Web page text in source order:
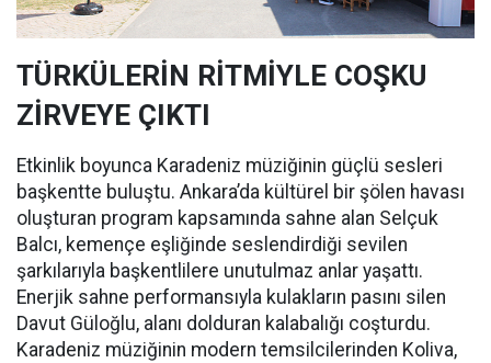
TÜRKÜLERİN RİTMİYLE COŞKU
ZİRVEYE ÇIKTI
Etkinlik boyunca Karadeniz müziğinin güçlü sesleri
başkentte buluştu. Ankara’da kültürel bir şölen havası
oluşturan program kapsamında sahne alan Selçuk
Balcı, kemençe eşliğinde seslendirdiği sevilen
şarkılarıyla başkentlilere unutulmaz anlar yaşattı.
Enerjik sahne performansıyla kulakların pasını silen
Davut Güloğlu, alanı dolduran kalabalığı coşturdu.
Karadeniz müziğinin modern temsilcilerinden Koliva,